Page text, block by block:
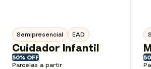
Semipresencial EAD
Cuidador Infantil
50% OFF
Parcelas a partir